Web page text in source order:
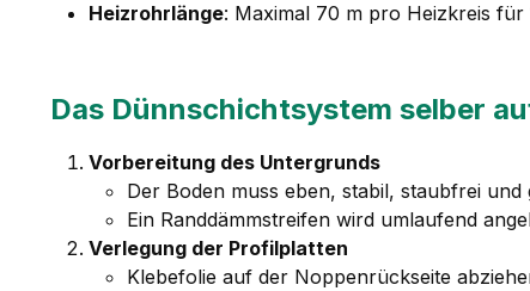
Heizrohrlänge: Maximal 70 m pro Heizkreis für
Das Dünnschichtsystem selber
Vorbereitung des Untergrunds
Der Boden muss eben, stabil, staubfrei und
Ein Randdämmstreifen wird umlaufend
Verlegung der Profilplatten
Klebefolie auf der Noppenrückseite